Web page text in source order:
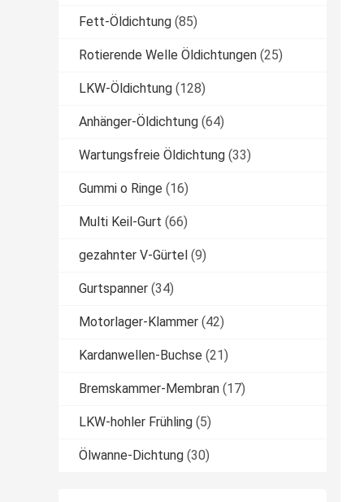
Fett-Öldichtung (85)
Rotierende Welle Öldichtungen (25)
LKW-Öldichtung (128)
Anhänger-Öldichtung (64)
Wartungsfreie Öldichtung (33)
Gummi o Ringe (16)
Multi Keil-Gurt (66)
gezahnter V-Gürtel (9)
Gurtspanner (34)
Motorlager-Klammer (42)
Kardanwellen-Buchse (21)
Bremskammer-Membran (17)
LKW-hohler Frühling (5)
Ölwanne-Dichtung (30)